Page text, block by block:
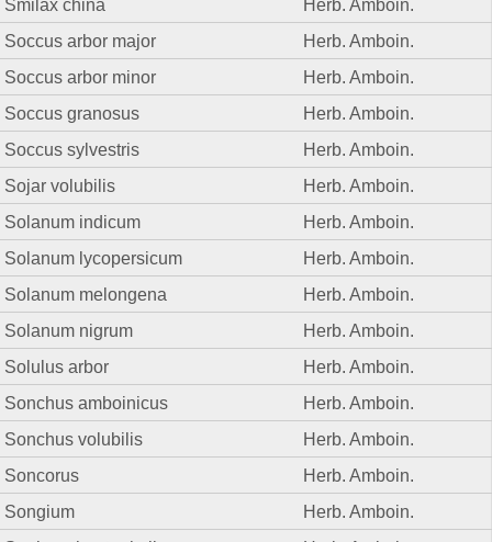
Smilax china
Herb. Amboin.
Soccus arbor major
Herb. Amboin.
Soccus arbor minor
Herb. Amboin.
Soccus granosus
Herb. Amboin.
Soccus sylvestris
Herb. Amboin.
Sojar volubilis
Herb. Amboin.
Solanum indicum
Herb. Amboin.
Solanum lycopersicum
Herb. Amboin.
Solanum melongena
Herb. Amboin.
Solanum nigrum
Herb. Amboin.
Solulus arbor
Herb. Amboin.
Sonchus amboinicus
Herb. Amboin.
Sonchus volubilis
Herb. Amboin.
Soncorus
Herb. Amboin.
Songium
Herb. Amboin.